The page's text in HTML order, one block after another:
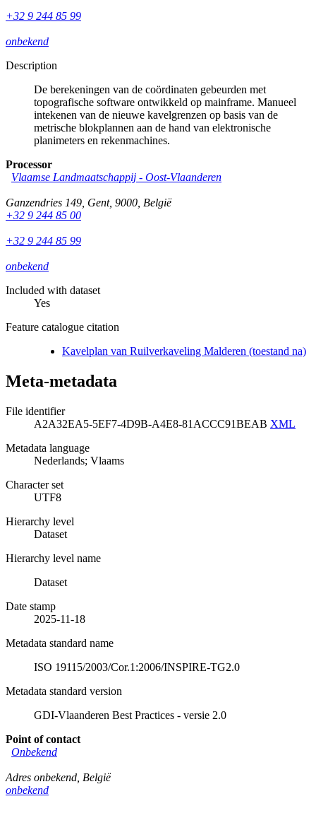
+32 9 244 85 99
onbekend
Description
De berekeningen van de coördinaten gebeurden met
topografische software ontwikkeld op mainframe. Manueel
intekenen van de nieuwe kavelgrenzen op basis van de
metrische blokplannen aan de hand van elektronische
planimeters en rekenmachines.
Processor
Vlaamse Landmaatschappij - Oost-Vlaanderen
Ganzendries 149 Gent, 9000 België
+32 9 244 85 00
+32 9 244 85 99
onbekend
Included with dataset
Yes
Feature catalogue citation
Kavelplan van Ruilverkaveling Malderen (toestand na)
Meta-metadata
File identifier
A2A32EA5-5EF7-4D9B-A4E8-81ACCC91BEAB XML
Metadata language
Nederlands; Vlaams
Character set
UTF8
Hierarchy level
Dataset
Hierarchy level name
Dataset
Date stamp
2025-11-18
Metadata standard name
ISO 19115/2003/Cor.1:2006/INSPIRE-TG2.0
Metadata standard version
GDI-Vlaanderen Best Practices - versie 2.0
Point of contact
Onbekend
Adres onbekend België
onbekend